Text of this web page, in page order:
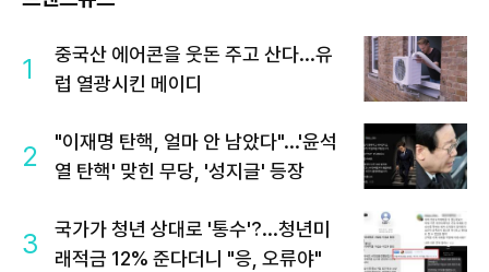
1
중국산 에어콘을 웃돈 주고 산다...유
럽 열광시킨 메이디
2
"이재명 탄핵, 얼마 안 남았다"...'윤석
열 탄핵' 맞힌 무당, '성지글' 등장
3
국가가 청년 상대로 '통수'?...청년미
래적금 12% 준다더니 "응, 오류야"